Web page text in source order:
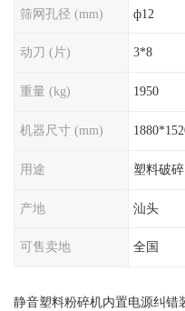
筛网孔径 (mm) ф12
动刀 (片) 3*8
重量 (kg) 1950
机器尺寸 (mm)
用途 塑料破
产地 汕头
可售卖地 全国
静音塑料粉碎机内置电源纠错